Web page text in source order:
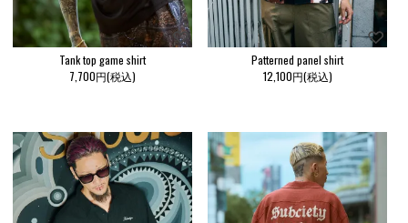
Tank top game shirt
7,700円(税込)
Patterned panel shirt
12,100円(税込)